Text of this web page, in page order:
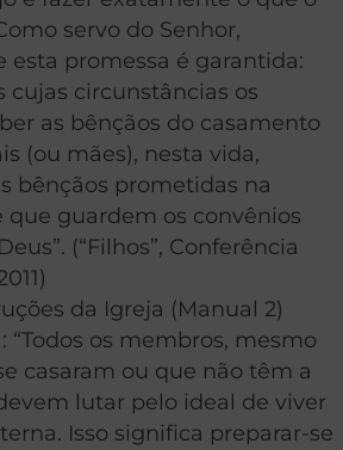
servo do Senhor,
esta promessa é garantida:
cujas circunstâncias os
as bênçãos do casamento
(ou mães), nesta vida,
bênçãos prometidas na
que guardem os convênios
(“Filhos”, Conferência
da Igreja (Manual 2)
“Todos os membros, mesmo
casaram ou que não têm a
lutar pelo ideal de viver
Isso significa preparar-se